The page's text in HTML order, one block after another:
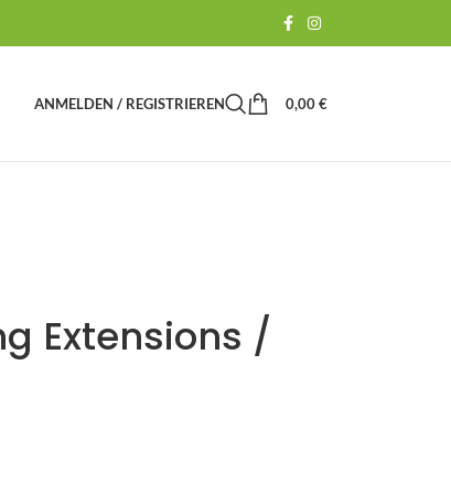
ANMELDEN / REGISTRIEREN 0,00€
Extensions /